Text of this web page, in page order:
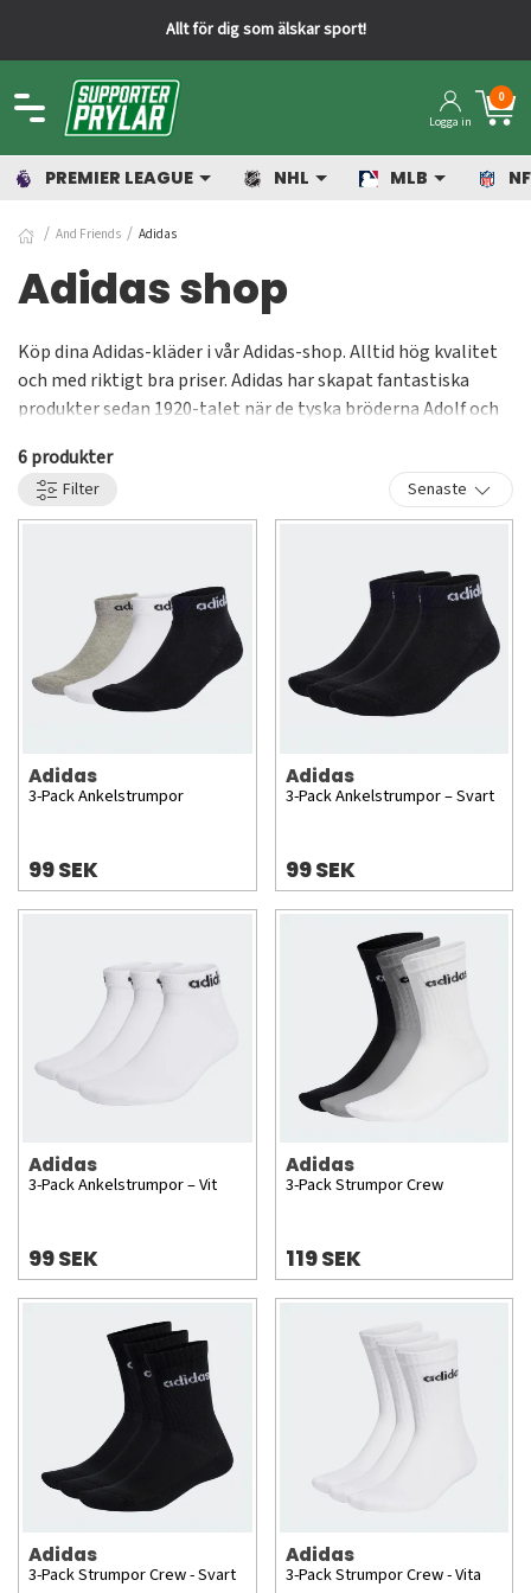
Allt för dig som älskar sport!
Logga in
0
PREMIER LEAGUE NHL MLB
And Friends Adidas
Adidas shop
Köp dina Adidas-kläder i vår Adidas-shop. Alltid hög kvalitet
och med riktigt bra priser. Adidas har skapat fantastiska
produkter sedan 1920-talet när de tyska bröderna Adolf och
framgång. Märket med de tre ränderna är något som vi
verkligen gillar och att dessa återfinns under kategorin "And
Friends" ser vi som en självklarhet. Adidas borgar för hög
6 produkter
Filter Senaste
Adidas
3-Pack Ankelstrumpor
99 SEK
Adidas
3-Pack Ankelstrumpor – Svart
99 SEK
Adidas
3-Pack Ankelstrumpor – Vit
99 SEK
Adidas
3-Pack Strumpor Crew
119 SEK
Adidas
3-Pack Strumpor Crew - Svart
Adidas
3-Pack Strumpor Crew - Vita